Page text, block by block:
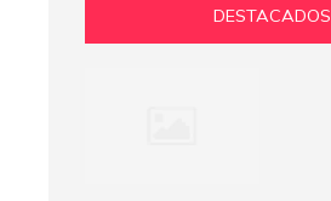
DESTACADOS